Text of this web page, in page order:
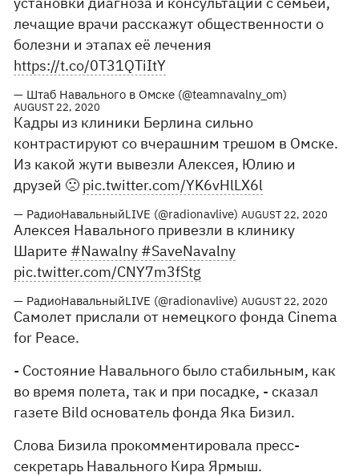
лечащие врачи расскажут общественности о
болезни и этапах её лечения
https://t.co/0T31QTiItY
— Штаб Навального в Омске (@teamnavalny_om)
AUGUST 22, 2020
Кадры из клиники Берлина сильно
контрастируют со вчерашним трешом в Омске.
Из какой жути вывезли Алексея, Юлию и
друзей 🙁 pic.twitter.com/YK6vHlLX6l
— РадиоНавальныйLIVE (@radionavlive)AUGUST 22, 2020
Алексея Навального привезли в клинику
Шарите #Nawalny #SaveNavalny
pic.twitter.com/CNY7m3fStg
— РадиоНавальныйLIVE (@radionavlive)AUGUST 22, 2020
Самолет прислали от немецкого фонда Cinema
for Peace.
- Состояние Навального было стабильным, как
во время полета, так и при посадке, - сказал
газете Bild основатель фонда Яка Бизил.
Слова Бизила прокомментировала пресс-
секретарь Навального Кира Ярмыш.